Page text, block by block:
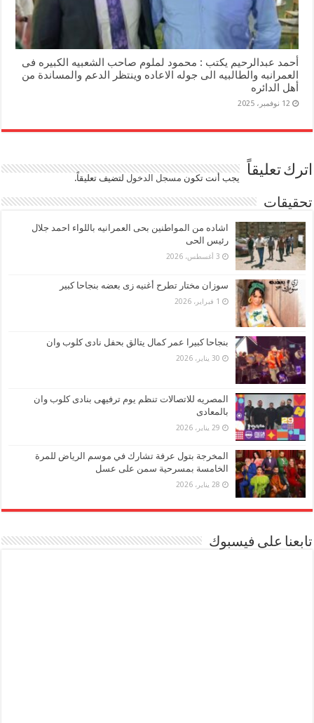
أحمد عبدالرحيم يكتب : محمود لملوم صاحب الشعبيه الكبيره فى
العمرانبه والطالبيه الى جوله الاعاده وينتظر الدعم والمساندة من
أهل الدائره
12 نوفمبر، 2025
اترك تعليقاً يجب أنت تكون مسجل الدخول لتضيف تعليقاً.
تحقيقات
اشاده من المواطنين بحى العمرانيه باللواء احمد جلال
رئيس الحى
3 أغسطس، 2026
سوزان مختار تطرح أغنيه زى بعضه بنجاحا كبير
1 فبراير، 2026
بنجاحا كبيرا عمر كمال يتالق بحفل نادى كلوب وان
30 يناير، 2026
المصريه للاتصالات تنظم يوم ترفيهى بنادى كلوب وان
بالمعادى
29 يناير، 2026
المخرجة بتول عرفة تشارك في موسم الرياض للمرة
الخامسة بمسرحية سمن على عسل
28 يناير، 2026
تابعنا على فيسبوك